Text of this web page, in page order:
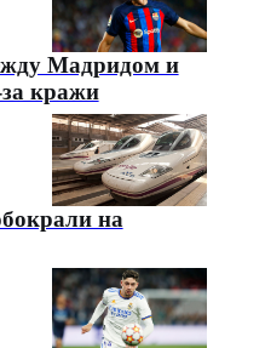
Мадридом и
кражи
на